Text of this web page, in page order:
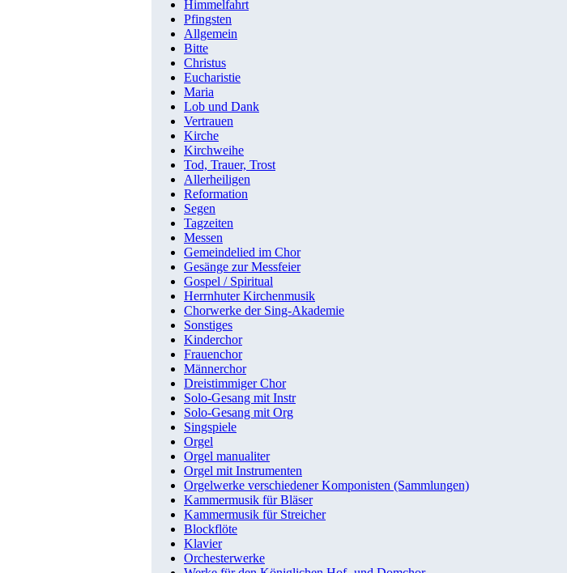
Himmelfahrt
Pfingsten
Allgemein
Bitte
Christus
Eucharistie
Maria
Lob und Dank
Vertrauen
Kirche
Kirchweihe
Tod, Trauer, Trost
Allerheiligen
Reformation
Segen
Tagzeiten
Messen
Gemeindelied im Chor
Gesänge zur Messfeier
Gospel / Spiritual
Herrnhuter Kirchenmusik
Chorwerke der Sing-Akademie
Sonstiges
Kinderchor
Frauenchor
Männerchor
Dreistimmiger Chor
Solo-Gesang mit Instr
Solo-Gesang mit Org
Singspiele
Orgel
Orgel manualiter
Orgel mit Instrumenten
Orgelwerke verschiedener Komponisten (Sammlungen)
Kammermusik für Bläser
Kammermusik für Streicher
Blockflöte
Klavier
Orchesterwerke